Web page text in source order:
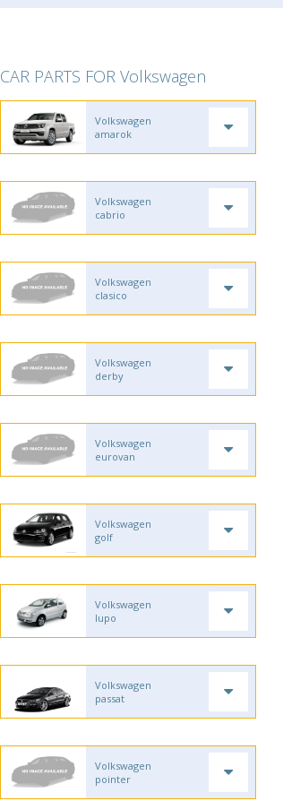
CAR PARTS FOR Volkswagen
Volkswagen
amarok
Volkswagen
cabrio
Volkswagen
clasico
Volkswagen
derby
Volkswagen
eurovan
Volkswagen
golf
Volkswagen
lupo
Volkswagen
passat
Volkswagen
pointer